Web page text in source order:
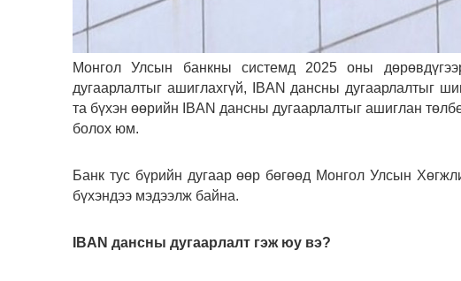
Монгол Улсын банкны системд 2025 оны
дугаарлалтыг ашиглахгүй, IBAN дансны дугаарлалтыг
та бүхэн өөрийн IBAN дансны дугаарлалтыг ашиглан
болох юм.
Банк тус бүрийн дугаар өөр бөгөөд Монгол Улсын
бүхэндээ мэдээлж байна.
IBAN дансны дугаарлалт гэж юу вэ?